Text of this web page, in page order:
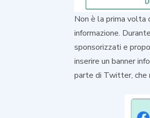
Non è la prima volta
informazione.
sponsorizzati e
inserire un banner
parte di Twitter, che